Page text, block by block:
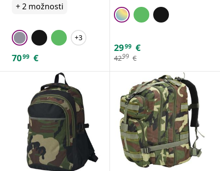
+2 možnosti
+3
7099 €
2999 €
4299 €